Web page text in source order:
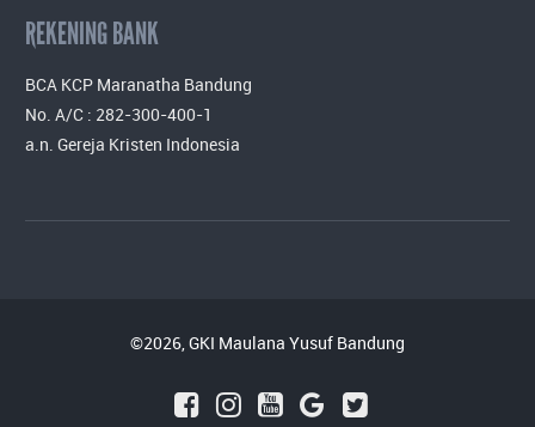
REKENING BANK
BCA KCP Maranatha Bandung
No. A/C : 282-300-400-1
a.n. Gereja Kristen Indonesia
©2026, GKI Maulana Yusuf Bandung